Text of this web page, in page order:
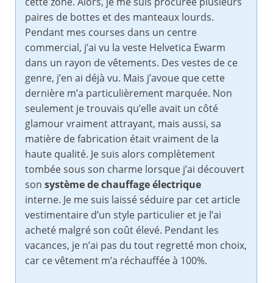
paires de bottes et des manteaux lourds.
Pendant mes courses dans un centre
commercial, j’ai vu la veste Helvetica Ewarm
dans un rayon de vêtements. Des vestes de ce
genre, j’en ai déjà vu. Mais j’avoue que cette
dernière m’a particulièrement marquée. Non
seulement je trouvais qu’elle avait un côté
glamour vraiment attrayant, mais aussi, sa
matière de fabrication était vraiment de la
haute qualité. Je suis alors complètement
tombée sous son charme lorsque j’ai découvert
son système de chauffage électrique
interne. Je me suis laissé séduire par cet article
vestimentaire d’un style particulier et je l’ai
acheté malgré son coût élevé. Pendant les
vacances, je n’ai pas du tout regretté mon choix,
car ce vêtement m’a réchauffée à 100%.